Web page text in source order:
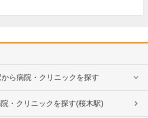
ら病院・クリニックを探す
・クリニックを探す(桜木駅)